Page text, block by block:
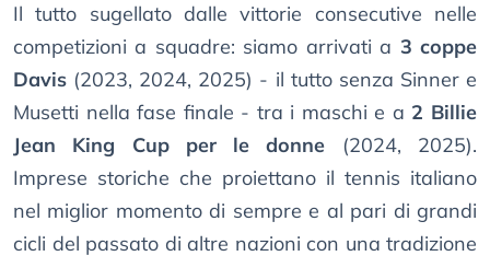
Il tutto sugellato dalle vittorie consecutive nelle
competizioni a squadre: siamo arrivati a 3 coppe
Davis (2023, 2024, 2025) - il tutto senza Sinner e
Musetti nella fase finale - tra i maschi e a 2 Billie
Jean King Cup per le donne (2024, 2025).
Imprese storiche che proiettano il tennis italiano
nel miglior momento di sempre e al pari di grandi
cicli del passato di altre nazioni con una tradizione